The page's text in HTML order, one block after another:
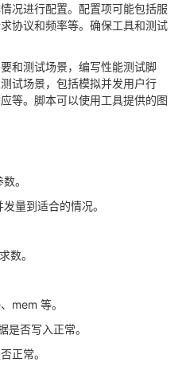
况进行配置。配置项可能包括服
协议和频率等。确保工具和测试
和测试场景，编写性能测试脚
试场景，包括模拟并发用户行
等。脚本可以使用工具提供的图
。
量到适合的情况。
数。
mem 等。
否写⼊正常。
正常。